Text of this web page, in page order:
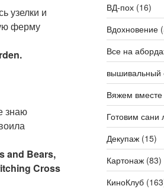
узелки и
ферму
знаю
and Bears,
Cross
ВД-пох(16)
Вдохновение
Все на
вышивальный
Вяжем вместе
Готовим сани
Декупаж(15)
Картонаж(83)
КиноКлуб